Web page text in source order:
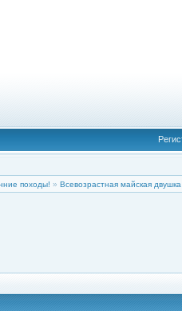
походы! » Всевозрастная майская